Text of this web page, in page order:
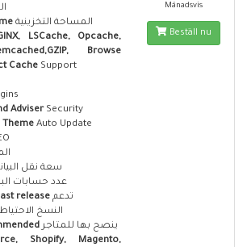
المساحة التخزينية
LSCache, Opcache,
Browse
Cache Support
AdviserSecurity
Theme Auto Update
سعة نقل
عدد حسابات
release تدعم
النسخ
ينصح بها للمتاجر
Shopify, Magento,
Månadsvis
Beställ nu